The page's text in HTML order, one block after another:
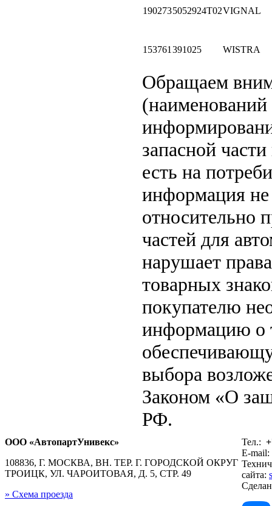
1902735052924T02VIGNAL
153761 391025 WISTRA
Обращаем
(наименований
запасной
есть на
информация не
относительно
частей для
нарушает
товарных
покупателю
информацию о
выбора
Законом «О
РФ.
ООО «АвтопартУнивекс»
108836, Г. МОСКВА, ВН. ТЕР. Г. ГОРОДСКОЙ ОКРУГ
ТРОИЦК, УЛ. ЧАРОИТОВАЯ, Д. 5, СТР. 49
» Схема проезда
Тел.:
E-mail:
сайта: